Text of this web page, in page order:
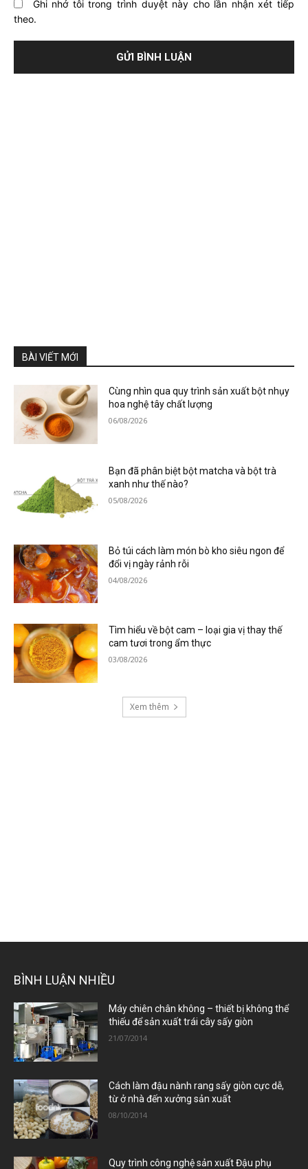
Ghi nhớ tôi trong trình duyệt này cho lần nhận xét tiếp
theo.
BÀI VIẾT MỚI
Cùng nhìn qua quy trình sản xuất bột nhụy
hoa nghệ tây chất lượng
06/08/2026
Bạn đã phân biệt bột matcha và bột trà
xanh như thế nào?
05/08/2026
Bỏ túi cách làm món bò kho siêu ngon để
đổi vị ngày rảnh rỗi
04/08/2026
Tìm hiểu về bột cam – loại gia vị thay thế
cam tươi trong ẩm thực
03/08/2026
Xem thêm
BÌNH LUẬN NHIỀU
Máy chiên chân không – thiết bị không thể
thiếu để sản xuất trái cây sấy giòn
21/07/2014
Cách làm đậu nành rang sấy giòn cực dễ,
từ ở nhà đến xưởng sản xuất
08/10/2014
Quy trình công nghệ sản xuất Đậu phụ